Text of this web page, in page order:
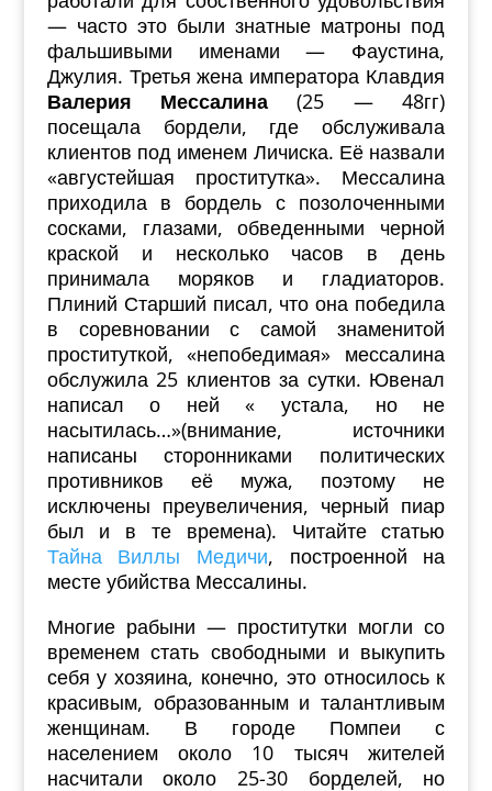
— часто это были знатные матроны под
фальшивыми именами — Фаустина,
Джулия. Третья жена императора Клавдия
Валерия Мессалина (25 — 48гг)
посещала бордели, где обслуживала
клиентов под именем Личиска. Её назвали
«августейшая проститутка». Мессалина
приходила в бордель с позолоченными
сосками, глазами, обведенными черной
краской и несколько часов в день
принимала моряков и гладиаторов.
Плиний Старший писал, что она победила
в соревновании с самой знаменитой
проституткой, «непобедимая» мессалина
обслужила 25 клиентов за сутки. Ювенал
написал о ней « устала, но не
насытилась…»(внимание, источники
написаны сторонниками политических
противников её мужа, поэтому не
исключены преувеличения, черный пиар
был и в те времена). Читайте статью
Тайна Виллы Медичи, построенной на
месте убийства Мессалины.
Многие рабыни — проститутки могли со
временем стать свободными и выкупить
себя у хозяина, конечно, это относилось к
красивым, образованным и талантливым
женщинам. В городе Помпеи с
населением около 10 тысяч жителей
насчитали около 25-30 борделей, но